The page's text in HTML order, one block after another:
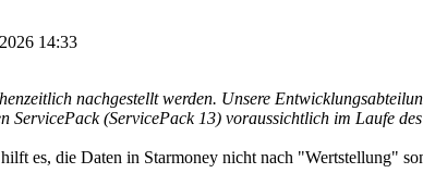
14:33
nachgestellt werden. Unsere
ServicePack (ServicePack 13) voraussichtlich im Laufe
es, die Daten in Starmoney nicht nach "Wertstellung"